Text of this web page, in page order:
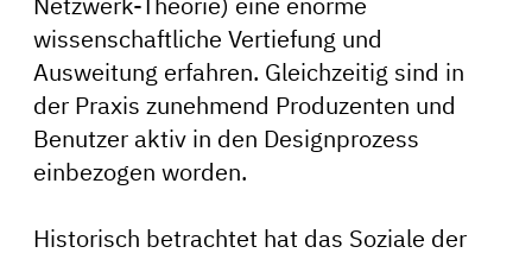
Netzwerk-Theorie) eine enorme
wissenschaftliche Vertiefung und
Ausweitung erfahren. Gleichzeitig sind in
der Praxis zunehmend Produzenten und
Benutzer aktiv in den Designprozess
einbezogen worden.
Historisch betrachtet hat das Soziale der